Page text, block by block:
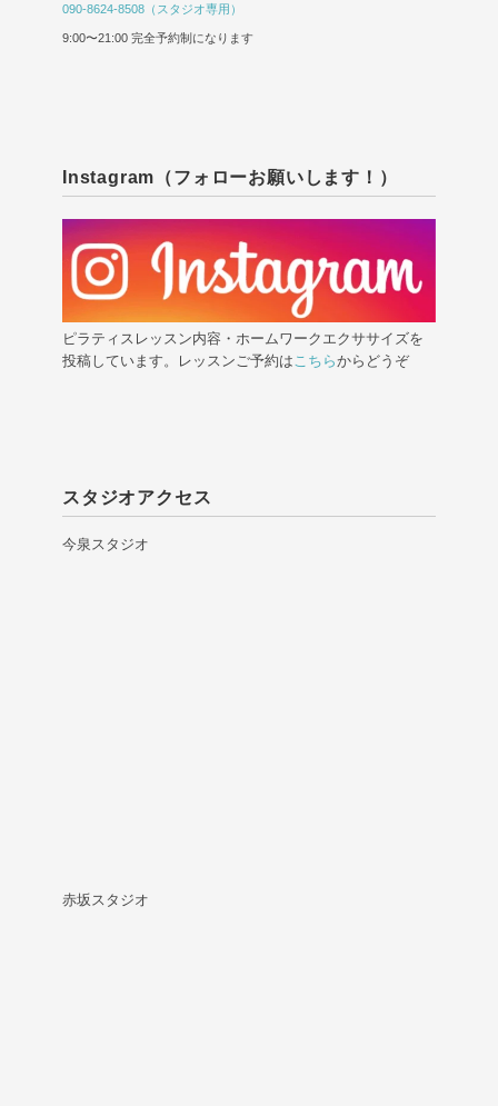
090-8624-8508（スタジオ専用）
9:00〜21:00 完全予約制になります
Instagram（フォローお願いします！）
ピラティスレッスン内容・ホームワークエクササイズを
投稿しています。レッスンご予約はこちらからどうぞ
スタジオアクセス
今泉スタジオ
赤坂スタジオ